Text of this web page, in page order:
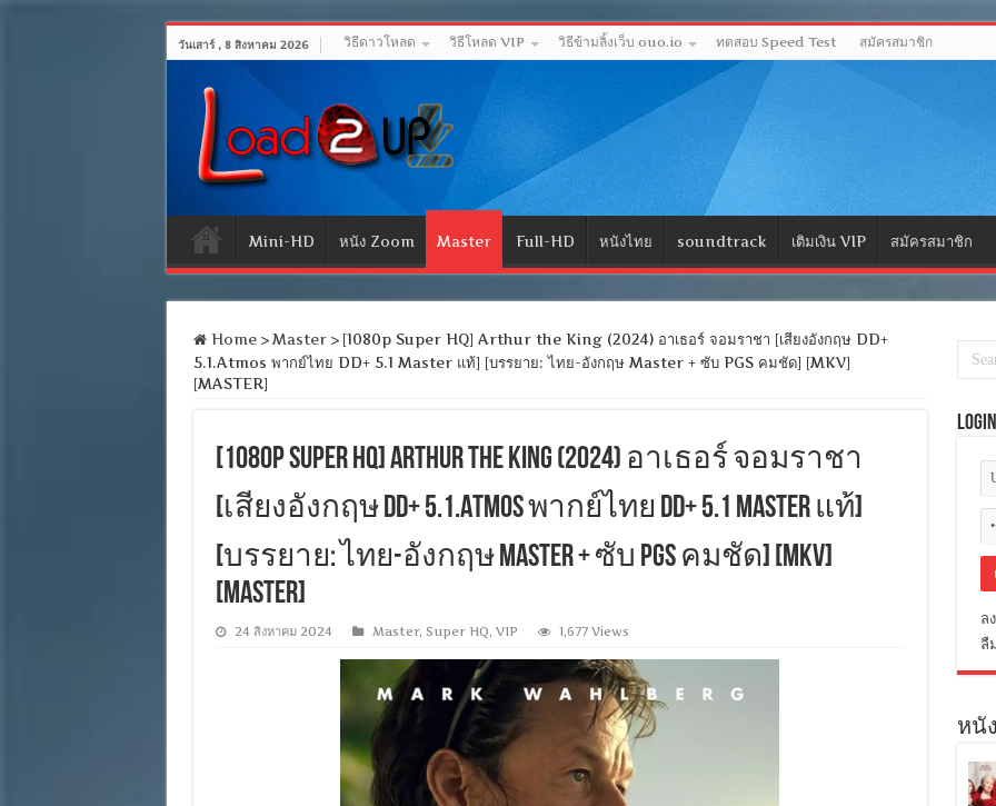
วันเสาร์ , 8 สิงหาคม 2026 วิธีดาวโหลด วิธีโหลด VIP วิธีข้ามลิ้งเว็บ ouo.io ทดสอบ Speed Test สมัครสมาชิก
Mini-HD หนัง Zoom Master Full-HD หนังไทย soundtrack เติมเงิน VIP สมัครสมาชิก
Home > Master > [1080p Super HQ] Arthur the King (2024) อาเธอร์ จอมราชา [เสียงอังกฤษ DD+
5.1.Atmos พากย์ไทย DD+ 5.1 Master แท้] [บรรยาย: ไทย-อังกฤษ Master + ซับ PGS คมชัด] [MKV]
[MASTER]
[1080p Super HQ] Arthur the King (2024) อาเธอร์ จอมราชา
[เสียงอังกฤษ DD+ 5.1.Atmos พากย์ไทย DD+ 5.1 Master แท้]
[บรรยาย: ไทย-อังกฤษ Master + ซับ PGS คมชัด] [MKV]
[MASTER]
24 สิงหาคม 2024 Master, Super HQ, VIP 1,677 Views
Login
ล
ลื
หนั